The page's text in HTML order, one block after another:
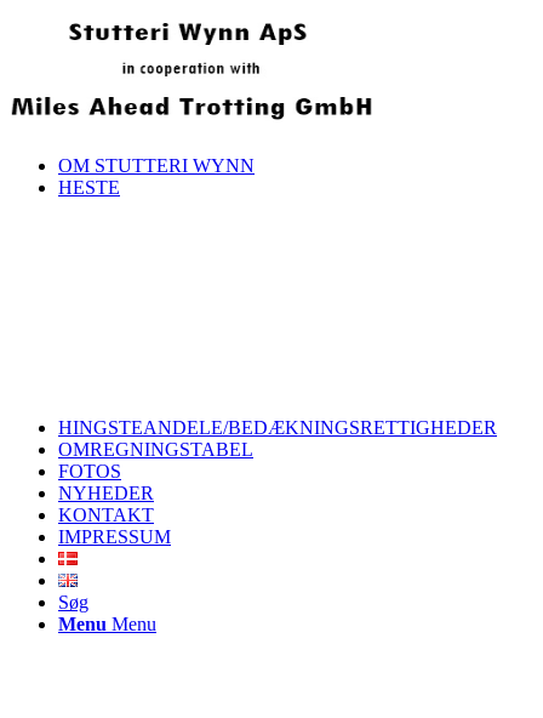
OM STUTTERI WYNN
HESTE
HINGSTEANDELE/BEDÆKNINGSRETTIGHEDER
OMREGNINGSTABEL
FOTOS
NYHEDER
KONTAKT
IMPRESSUM
Søg
Menu Menu